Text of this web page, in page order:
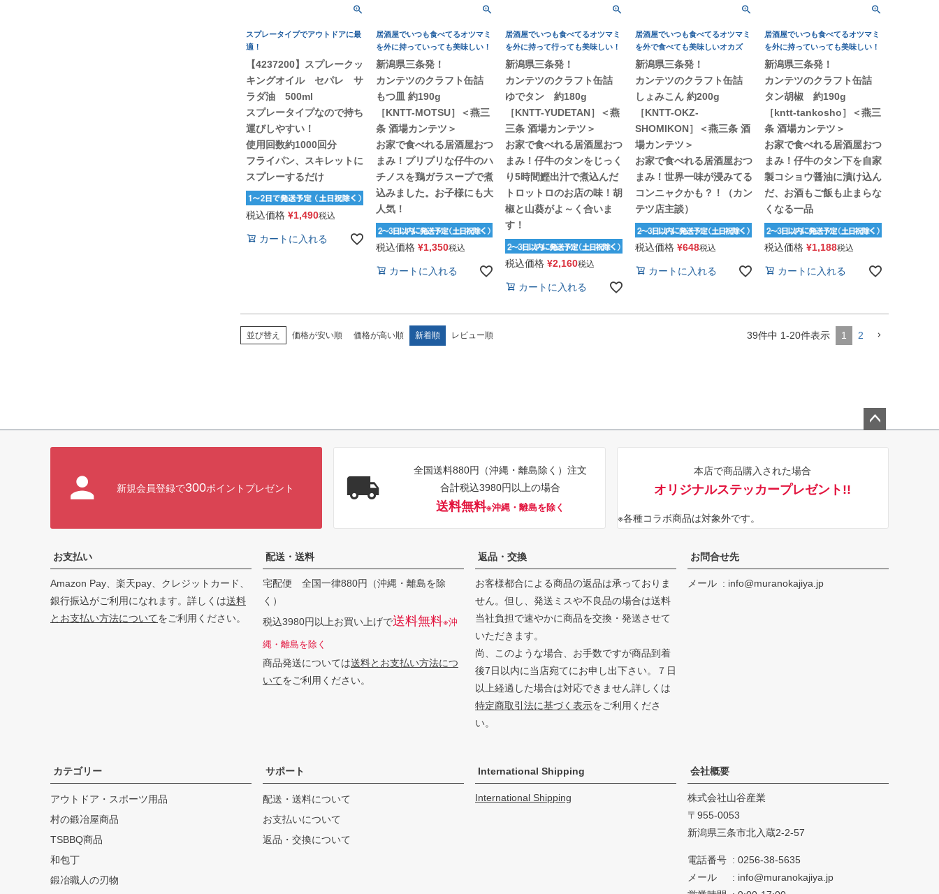
スプレータイプでアウトドアに最
適！
【4237200】スプレークッ
キングオイル セパレ サ
ラダ油 500ml
スプレータイプなので持ち
運びしやすい！
使用回数約1000回分
フライパン、スキレットに
スプレーするだけ
税込価格 ¥1,490税込
カートに入れる
居酒屋でいつも食べてるオツマミ
を外に持っていっても美味しい！
新潟県三条発！
カンテツのクラフト缶詰
もつ皿 約190g
［KNTT-MOTSU］＜燕三
条 酒場カンテツ＞
お家で食べれる居酒屋おつ
まみ！プリプリな仔牛のハ
チノスを鶏ガラスープで煮
込みました。お子様にも大
人気！
税込価格 ¥1,350税込
カートに入れる
居酒屋でいつも食べてるオツマミ
を外に持って行っても美味しい！
新潟県三条発！
カンテツのクラフト缶詰
ゆでタン 約180g
［KNTT-YUDETAN］＜燕
三条 酒場カンテツ＞
お家で食べれる居酒屋おつ
まみ！仔牛のタンをじっく
り5時間鰹出汁で煮込んだ
トロットロのお店の味！胡
椒と山葵がよ～く合いま
す！
税込価格 ¥2,160税込
カートに入れる
居酒屋でいつも食べてるオツマミ
を外で食べても美味しいオカズ
新潟県三条発！
カンテツのクラフト缶詰
しょみこん 約200g
［KNTT-OKZ-
SHOMIKON］＜燕三条 酒
場カンテツ＞
お家で食べれる居酒屋おつ
まみ！世界一味が浸みてる
コンニャクかも？！（カン
テツ店主談）
税込価格 ¥648税込
カートに入れる
居酒屋でいつも食べてるオツマミ
を外に持っていっても美味しい！
新潟県三条発！
カンテツのクラフト缶詰
タン胡椒 約190g
［kntt-tankosho］＜燕三
条 酒場カンテツ＞
お家で食べれる居酒屋おつ
まみ！仔牛のタン下を自家
製コショウ醤油に漬け込ん
だ、お酒もご飯も止まらな
くなる一品
税込価格 ¥1,188税込
カートに入れる
並び替え 価格が安い順 価格が高い順 新着順 レビュー順 39件中 1-20件表示 1 2
新規会員登録で300ポイントプレゼント
全国送料880円（沖縄・離島除く）注文
合計税込3980円以上の場合
送料無料※沖縄・離島を除く
本店で商品購入された場合
オリジナルステッカープレゼント!!
※各種コラボ商品は対象外です。
お支払い
Amazon Pay、楽天pay、クレジットカード、
銀行振込がご利用になれます。詳しくは送料
とお支払い方法についてをご利用ください。
配送・送料
宅配便 全国一律880円（沖縄・離島を除
く）
税込3980円以上お買い上げで送料無料※沖
縄・離島を除く
商品発送については送料とお支払い方法につ
いてをご利用ください。
返品・交換
お客様都合による商品の返品は承っておりま
せん。但し、発送ミスや不良品の場合は送料
当社負担で速やかに商品を交換・発送させて
いただきます。
尚、このような場合、お手数ですが商品到着
後7日以内に当店宛てにお申し出下さい。７日
以上経過した場合は対応できません詳しくは
特定商取引法に基づく表示をご利用くださ
い。
お問合せ先
メール info@muranokajiya.jp
カテゴリー
アウトドア・スポーツ用品
村の鍛冶屋商品
TSBBQ商品
和包丁
鍛冶職人の刃物
サポート
配送・送料について
お支払いについて
返品・交換について
International Shipping
International Shipping
会社概要
株式会社山谷産業
955-0053
新潟県三条市北入蔵2-2-57
電話番号
0256-38-5635
メール
info@muranokajiya.jp